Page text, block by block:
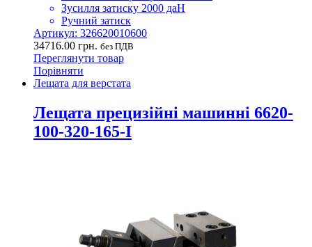
Зусилля затиску 2000 даН
Ручний затиск
Артикул: 326620010600
34716.00 грн. без ПДВ
Переглянути товар
Порівняти
Лещата для верстата
Лещата прецизійні машинні 6620-
100-320-165-I